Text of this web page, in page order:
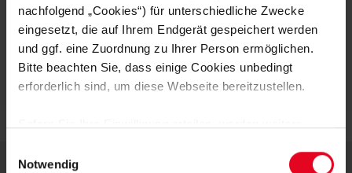
nachfolgend „Cookies“) für unterschiedliche Zwecke
eingesetzt, die auf Ihrem Endgerät gespeichert werden
und ggf. eine Zuordnung zu Ihrer Person ermöglichen.
Bitte beachten Sie, dass einige Cookies unbedingt
erforderlich sind, um diese Webseite bereitzustellen.
Daten von Ihnen (z.B. persönlichen Identifikatoren oder
Notwendig
KUNDENBEWERTUNGEN (2)
Artikelnummer: 25-100198
Logistiknummer: EM001558-001